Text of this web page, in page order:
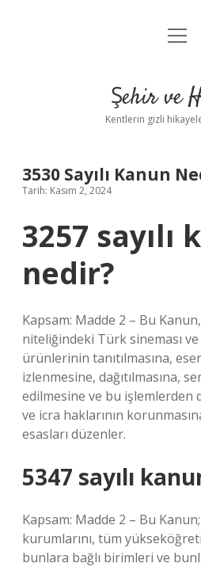
Anasayfa
Yasal
Şehir ve
Kentlerin gizli
3530 Sayılı Kanun
Tarih: Kasım 2, 2024
3257 sayılı
nedir?
Kapsam: Madde 2 – Bu
niteliğindeki Türk sineması
ürünlerinin tanıtılmasına,
izlenmesine, dağıtılmasına,
edilmesine ve bu işlemlerden
ve icra haklarının
esasları düzenler.
5347 sayılı
Kapsam: Madde 2 – Bu
kurumlarını, tüm
bunlara bağlı birimleri ve